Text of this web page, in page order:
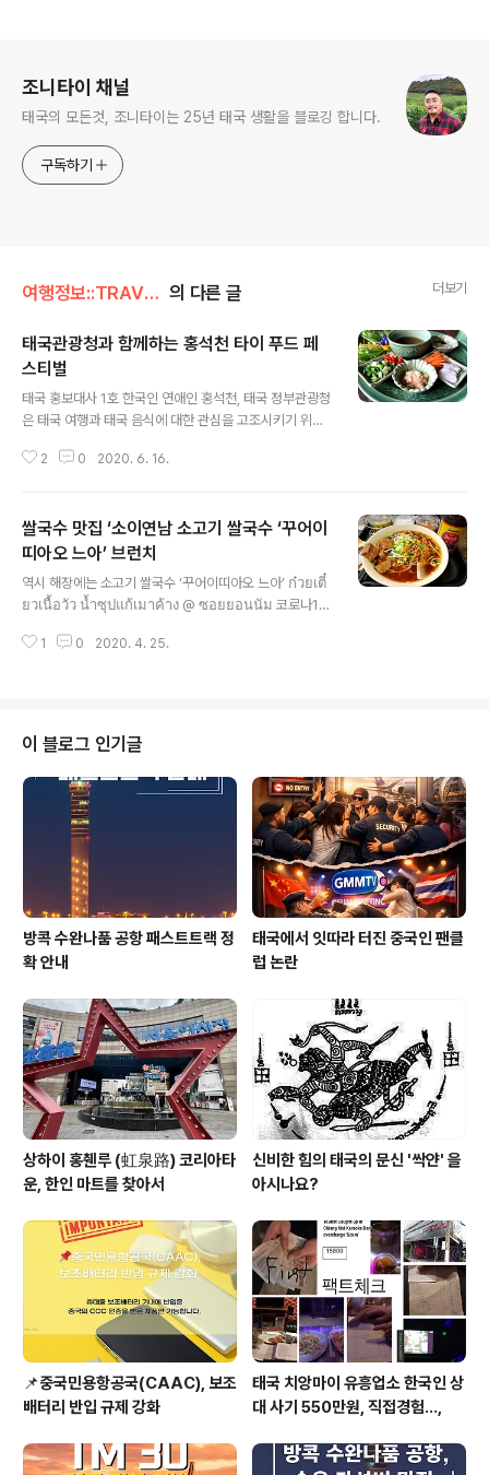
조니타이 채널
태국의 모든것, 조니타이는 25년 태국 생활을 블로깅 합니다.
구독하기
여행정보::TRAVEL/맛있는 여행 의 다른 글 더보기
태국관광청과 함께하는 홍석천 타이 푸드 페
스티벌
태국 홍보대사 1호 한국인 연애인 홍석천, 태국 정부관광청
은 태국 여행과 태국 음식에 대한 관심을 고조시키기 위해
태국상무관에서 인증한 '타이 셀렉트'(Thai Select) 태국
로 '태국보다 더 맛있는 태국 음식점 여의도 맛집으로 유명
한 콘타이 레스토랑 IFC 지점에서 행사를 진행했으며 앞으
로 8월까찌 여러번 초대받아 전국에 유명 태국 맛집을 소
개할 예정이다. 석천형님 인스타그램 @tonyhong1004
를 통해서 확인가능하다.[여행소식] "국내서 태국요리 즐
겨요" 태국관광청 이벤트 | 연합뉴스[여행소식] "국내서 태
2 0 2020. 6. 16.
쌀국수 맛집 ‘소이연남 소고기 쌀국수 ‘꾸어이
띠아오 느아’ 브런치
역시 해장에는 소고기 쌀국수 ‘꾸어이띠아오 느아’ ก๋วยเตี๋
ยวเนื้อวัว น้ำซุปแก้เมาค้าง @ ซอยยอนนัม 코로나19
‘Think of Thailand’ Think of Thai Food’ 오늘은 얼
만들어가는 🇹🇭 #JONYTHAI ⓒ SINCE 2001> 🐾
입니다. 포스팅이 도움이 되셨다면 아래 구독과 좋아요/공
감 버튼 쿡 눌러주시면 큰 힘이됩니다. 감사합니다. (컵쿤~
크랍) สวัสดีครับ ผมชื่อ #โจนี่จอง ผมเป็น #ปร..
1 0 2020. 4. 25.
이 블로그 인기글
방콕 수완나품 공항 패스트트랙 정
확 안내
태국에서 잇따라 터진 중국인 팬클
럽 논란
상하이 홍췐루 (虹泉路) 코리아타
운, 한인 마트를 찾아서
신비한 힘의 태국의 문신 '싹얀' 을
아시나요?
📌중국민용항공국(CAAC), 보조
배터리 반입 규제 강화
태국 치앙마이 유흥업소 한국인 상
대 사기 550만원, 직접경험...,